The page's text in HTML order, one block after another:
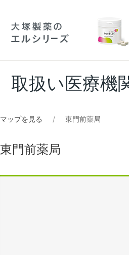
取扱い医療機
マップを見る 東門前薬局
東門前薬局